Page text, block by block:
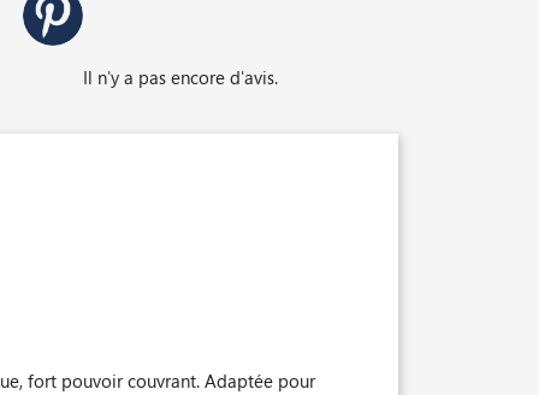
Il n'y a pas encore d'avis.
fort pouvoir couvrant. Adaptée pour